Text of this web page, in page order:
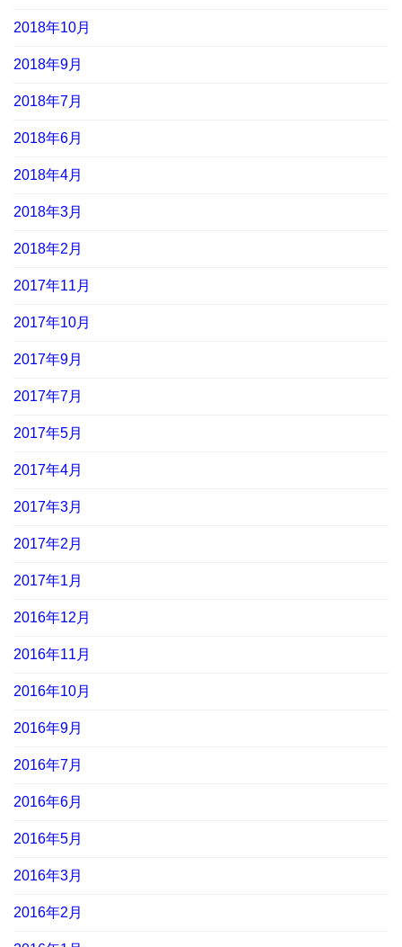
2018年10月
2018年9月
2018年7月
2018年6月
2018年4月
2018年3月
2018年2月
2017年11月
2017年10月
2017年9月
2017年7月
2017年5月
2017年4月
2017年3月
2017年2月
2017年1月
2016年12月
2016年11月
2016年10月
2016年9月
2016年7月
2016年6月
2016年5月
2016年3月
2016年2月